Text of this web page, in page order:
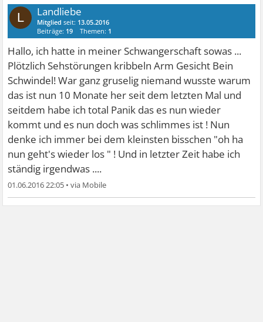
L Landliebe
Mitglied seit: 13.05.2016
Beiträge: 19 Themen: 1
Hallo, ich hatte in meiner Schwangerschaft sowas ...
Plötzlich Sehstörungen kribbeln Arm Gesicht Bein
Schwindel! War ganz gruselig niemand wusste warum
das ist nun 10 Monate her seit dem letzten Mal und
seitdem habe ich total Panik das es nun wieder
kommt und es nun doch was schlimmes ist ! Nun
denke ich immer bei dem kleinsten bisschen "oh ha
nun geht's wieder los " ! Und in letzter Zeit habe ich
ständig irgendwas ....
01.06.2016 22:05 •